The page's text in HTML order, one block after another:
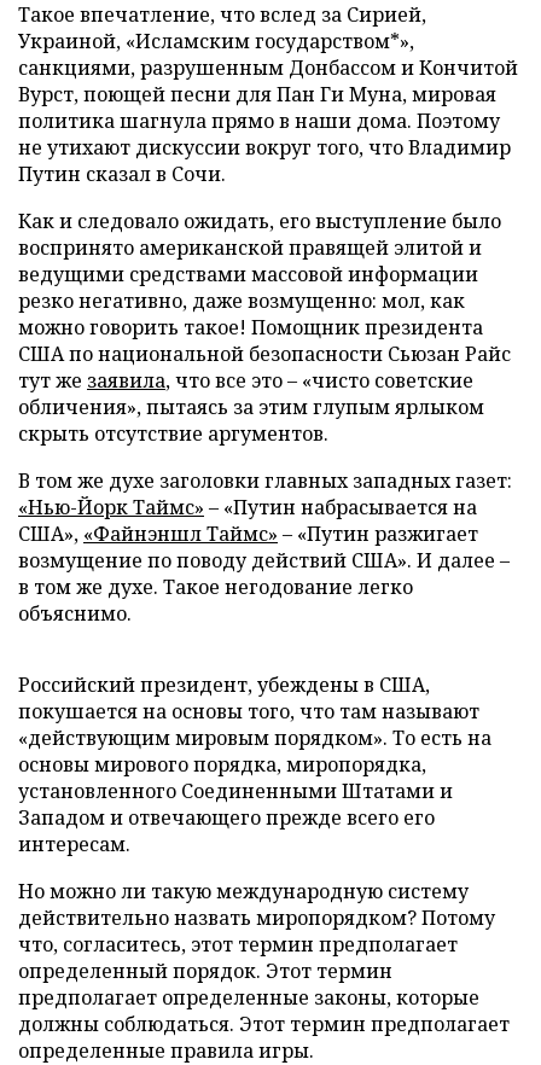
Такое впечатление, что вслед за Сирией,
Украиной, «Исламским государством*»,
санкциями, разрушенным Донбассом и Кончитой
Вурст, поющей песни для Пан Ги Муна, мировая
политика шагнула прямо в наши дома. Поэтому
не утихают дискуссии вокруг того, что Владимир
Путин сказал в Сочи.
Как и следовало ожидать, его выступление было
воспринято американской правящей элитой и
ведущими средствами массовой информации
резко негативно, даже возмущенно: мол, как
можно говорить такое! Помощник президента
США по национальной безопасности Сьюзан Райс
тут же заявила, что все это – «чисто советские
обличения», пытаясь за этим глупым ярлыком
скрыть отсутствие аргументов.
В том же духе заголовки главных западных газет:
«Нью-Йорк Таймс» – «Путин набрасывается на
США», «Файнэншл Таймс» – «Путин разжигает
возмущение по поводу действий США». И далее –
в том же духе. Такое негодование легко
объяснимо.
Российский президент, убеждены в США,
покушается на основы того, что там называют
«действующим мировым порядком». То есть на
основы мирового порядка, миропорядка,
установленного Соединенными Штатами и
Западом и отвечающего прежде всего его
интересам.
Но можно ли такую международную систему
действительно назвать миропорядком? Потому
что, согласитесь, этот термин предполагает
определенный порядок. Этот термин
предполагает определенные законы, которые
должны соблюдаться. Этот термин предполагает
определенные правила игры.